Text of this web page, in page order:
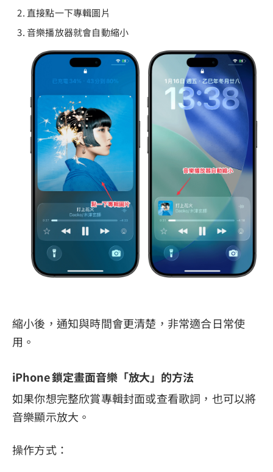
直接點一下專輯圖片
音樂播放器就會自動縮小
縮小後，通知與時間會更清楚，非常適合日常使
用。
iPhone 鎖定畫面音樂「放大」的方法
如果你想完整欣賞專輯封面或查看歌詞，也可以將
音樂顯示放大。
操作方式：